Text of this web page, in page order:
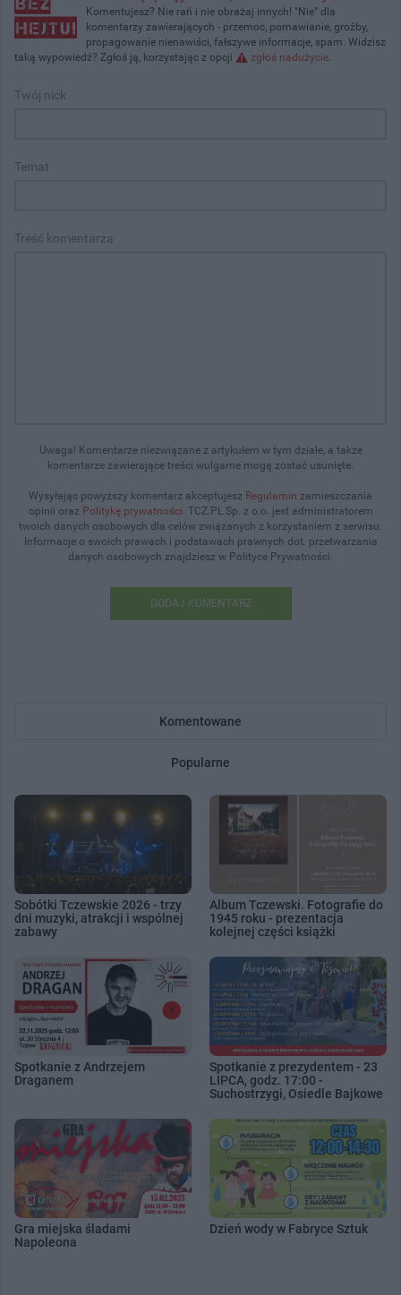
Komentujesz? Nie rań i nie obrażaj innych! "Nie" dla
komentarzy zawierających - przemoc, pomawianie, groźby,
propagowanie nienawiści, fałszywe informacje, spam. Widzisz
taką wypowiedź? Zgłoś ją, korzystając z opcji
zgłoś nadużycie.
Twój nick
Temat
Treść komentarza
Uwaga! Komentarze niezwiązane z artykułem w tym dziale, a także
komentarze zawierające treści wulgarne mogą zostać usunięte.
Wysyłając powyższy komentarz akceptujesz Regulamin zamieszczania
opinii oraz Politykę prywatności. TCZ.PL Sp. z o.o. jest administratorem
twoich danych osobowych dla celów związanych z korzystaniem z serwisu.
Informacje o swoich prawach i podstawach prawnych dot. przetwarzania
danych osobowych znajdziesz w Polityce Prywatności.
DODAJ KOMENTARZ
Komentowane
Popularne
Sobótki Tczewskie 2026 - trzy
dni muzyki, atrakcji i wspólnej
zabawy
Album Tczewski. Fotografie do
1945 roku - prezentacja
kolejnej części książki
Spotkanie z Andrzejem
Draganem
Spotkanie z prezydentem - 23
LIPCA, godz. 17:00 -
Suchostrzygi, Osiedle Bajkowe
Gra miejska śladami
Napoleona
Dzień wody w Fabryce Sztuk